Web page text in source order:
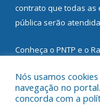
contrato que todas as
pública serão
Conheça o PNTP e o
Nós usamos
navegação no
concorda com a